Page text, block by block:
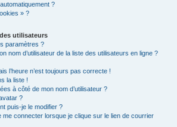
?
» ?
utilisateurs
paramètres ?
nom d’utilisateur de la liste des utilisateurs en ligne ?
l’heure n’est toujours pas correcte !
la liste !
à côté de mon nom d’utilisateur ?
?
puis-je le modifier ?
me connecter lorsque je clique sur le lien de courrier